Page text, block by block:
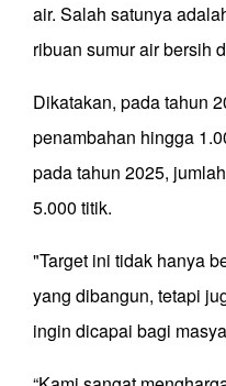
air. Salah satunya
ribuan sumur air bersih
Dikatakan, pada tahun
penambahan hingga
pada tahun 2025,
5.000 titik.
"Target ini tidak hanya
yang dibangun, tetapi
ingin dicapai bagi